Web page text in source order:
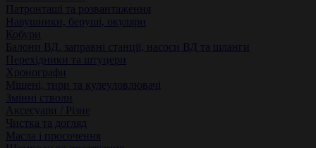
Патронташі та розвантаження
Навушники, беруші, окуляри
Кобури
Балони ВД, заправні станції, насоси ВД та шланги
Перехідники та штуцери
Хронографи
Мішені, тири та кулеуловлювачі
Змінні стволи
Аксесуари / Різне
Чистка та догляд
Масла і просочення